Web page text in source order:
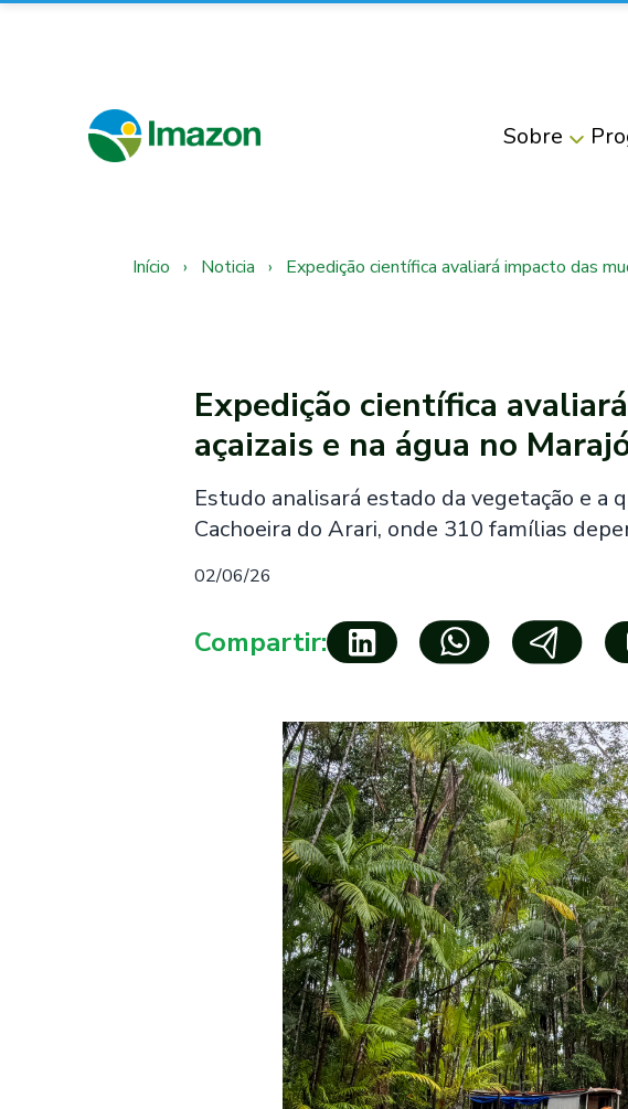
Sobre
Início › Noticia › Expedição científica avaliará impacto das
Expedição científica
açaizais e na água no
Estudo analisará estado da vegetação e a
Cachoeira do Arari, onde 310 famílias
02/06/26
Compartir: